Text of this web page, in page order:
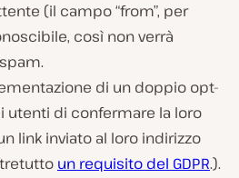
(il campo “from”, per
così non verrà
di un doppio opt-
utenti di confermare la loro
link inviato al loro indirizzo
un requisito del GDPR.).